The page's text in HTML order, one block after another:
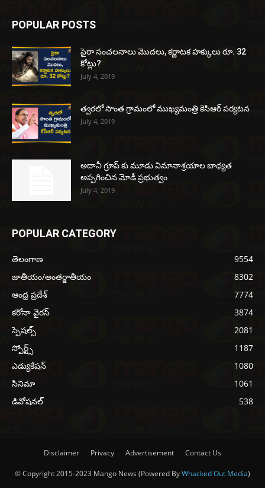
POPULAR POSTS
సైరా సంచలనాలు మొదలు, కర్ణాటక హక్కులు రూ. 32
కోట్లు?
July 4, 2019
త్వరలో సొంత గ్రామంలో ముఖ్యమంత్రి కెసిఆర్ పర్యటన
July 4, 2019
అదానీ గ్రూప్ కు మూడు విమానాశ్రయాల బాధ్యత
అప్పగించిన మోడీ ప్రభుత్వం
July 4, 2019
POPULAR CATEGORY
తెలంగాణ
9554
జాతీయం/అంతర్జాతీయం
8302
ఆంధ్ర ప్రదేశ్
7774
కరోనా వైరస్
3874
స్పెషల్స్
2081
స్పోర్ట్స్
1187
ఎడ్యుకేషన్
1080
సినిమా
1061
డివోషనల్
538
Disclaimer Privacy Advertisement Contact Us
© Copyright 2015-2023 Mango News (Powered ByWhacked Out Media)